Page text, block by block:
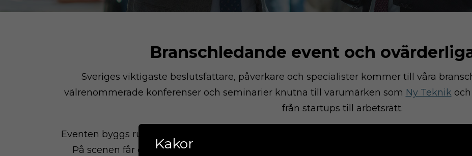
Branschledande event och
Sveriges viktigaste beslutsfattare, påverkare och specialister kommer till våra
välrenommerade konferenser och seminarier knutna till varumärken som Ny Teknikoch
från startups till arbetsrätt.
Eventen byggs runt aktuella och spännande ämnen inom respektive varumärke och
På scenen får du som deltagare lyssna till intressanta presentationer från utövare,
Kakor